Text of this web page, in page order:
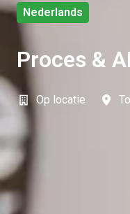
Nederlands
Proces &
Op locatie